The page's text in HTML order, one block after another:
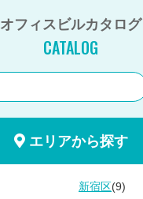
オフィスビルカタログ
CATALOG
エリアから探す
新宿区 (9)